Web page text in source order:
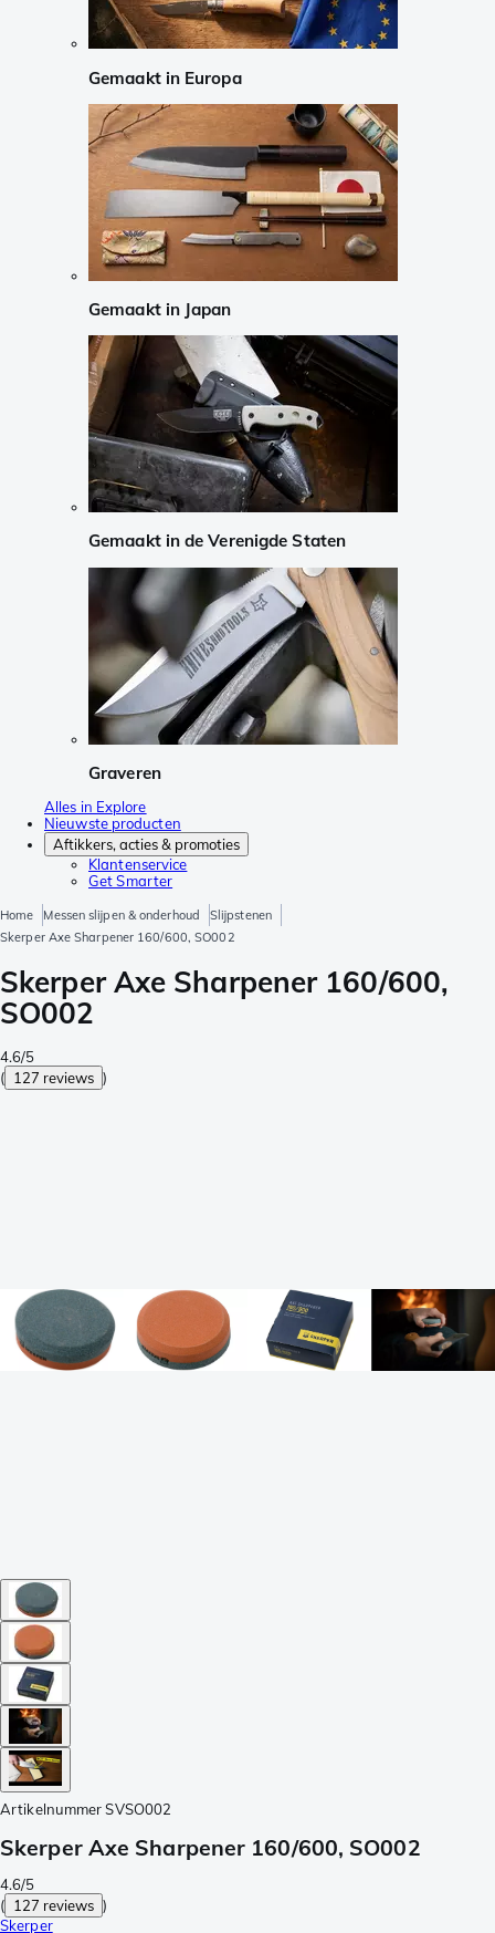
Gemaakt in Europa
Gemaakt in Japan
Gemaakt in de Verenigde Staten
Graveren
Alles in Explore
Nieuwste producten
Aftikkers, acties & promoties
Klantenservice
Get Smarter
Home Messen slijpen & onderhoud
Slijpstenen
Skerper Axe Sharpener 160/600, SO002
Skerper Axe Sharpener 160/600,
SO002
4.6/5
( 127 reviews )
Artikelnummer SVSO002
Skerper Axe Sharpener 160/600, SO002
4.6/5
( 127 reviews )
Skerper